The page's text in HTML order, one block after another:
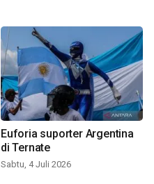
Euforia suporter Argentina
di Ternate
Sabtu, 4 Juli 2026